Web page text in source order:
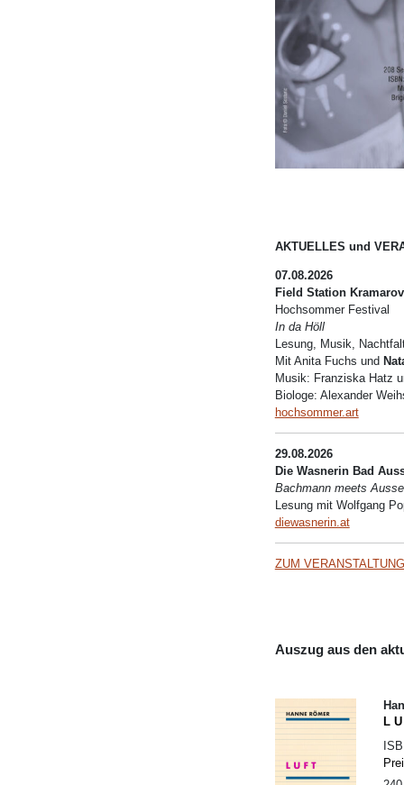
AKTUELLES und
07.08.2026
Field Station
Hochsommer Festival
In da Höll
Lesung, Musik,
Mit Anita Fuchs und
Musik: Franziska Hatz
Biologe: Alexander
hochsommer.art
29.08.2026
Die Wasnerin Bad
Bachmann meets
Lesung mit Wolfgang
diewasnerin.at
ZUM
Auszug aus den
L